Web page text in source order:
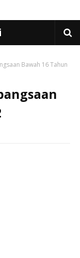
Bawah 16 Tahun